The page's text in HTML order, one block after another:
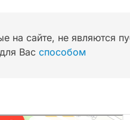
на сайте, не являются
Вас способом